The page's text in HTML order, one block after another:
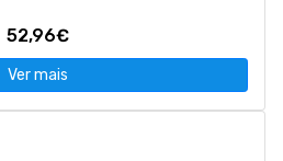
52,96€
Ver mais